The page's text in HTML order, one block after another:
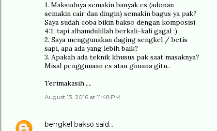
1. Maksudnya semakin banyak es (adonan
semakin cair dan dingin) semakin bagus ya pak?
Saya sudah coba bikin bakso dengan komposisi
4:1, tapi alhamdulillah berkali-kali gagal :)
2. Saya menggunakan daging sengkel / betis
sapi, apa ada yang lebih baik?
3. Apakah ada teknik khusus pak saat masaknya?
Misal penggunaan es atau gimana gitu..
Terimakasih.....
August 13, 2016 at 11:48 PM
bengkel bakso said…